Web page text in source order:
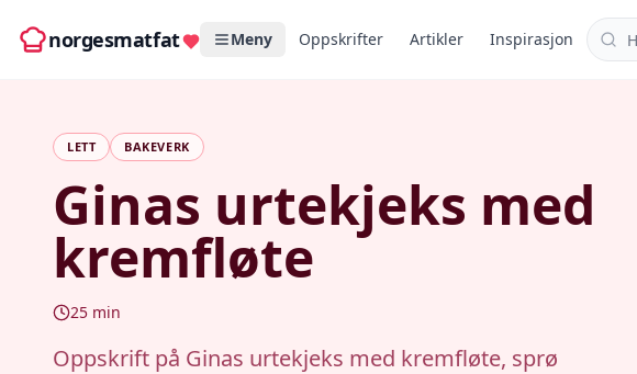
norgesmatfat Meny Oppskrifter Artikler Inspirasjon Søk i
LETT BAKEVERK
Ginas urtekjeks med
kremfløte
25 min
Oppskrift på Ginas urtekjeks med kremfløte, sprø